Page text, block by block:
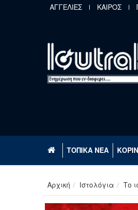
Παράκαμψη προς το κυρίως
ΑΓΓΕΛΙΕΣ ΚΑΙΡΟΣ
ΤΟΠΙΚΑ ΝΕΑ
Αρχική Ιστολόγια Το